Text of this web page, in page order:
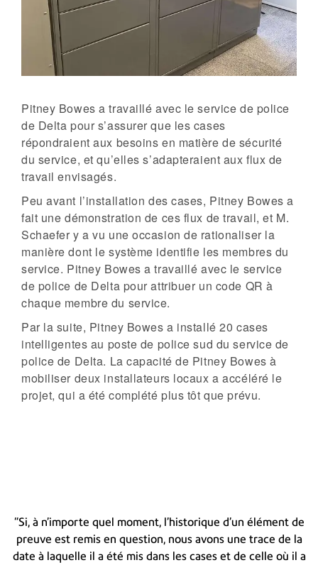
Pitney Bowes a travaillé avec le service de police
de Delta pour s’assurer que les cases
répondraient aux besoins en matière de sécurité
du service, et qu’elles s’adapteraient aux flux de
travail envisagés.
Peu avant l’installation des cases, Pitney Bowes a
fait une démonstration de ces flux de travail, et M.
Schaefer y a vu une occasion de rationaliser la
manière dont le système identifie les membres du
service. Pitney Bowes a travaillé avec le service
de police de Delta pour attribuer un code QR à
chaque membre du service.
Par la suite, Pitney Bowes a installé 20 cases
intelligentes au poste de police sud du service de
police de Delta. La capacité de Pitney Bowes à
mobiliser deux installateurs locaux a accéléré le
projet, qui a été complété plus tôt que prévu.
“Si, à n’importe quel moment, l’historique d’un élément de
preuve est remis en question, nous avons une trace de la
date à laquelle il a été mis dans les cases et de celle où il a